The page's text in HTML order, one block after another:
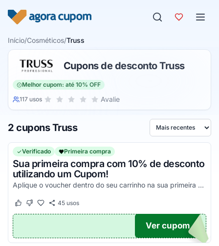
Início/Cosméticos/Truss
Cupons de desconto Truss
Melhor cupom: até 10% OFF
117 usosSua nota para Truss, de 1 a 5 estrelas
5 estrelas
4 estrelas
3 estrelas
2 estrelas
1 estrela Avalie
2 cupons Truss Ordenar por
Verificado Primeira compra
Sua primeira compra com 10% de desconto
utilizando um Cupom!
Aplique o voucher dentro do seu carrinho na sua primeira compra e garanta seus descontos agora mesmo!
Este cupom funcionou
Este cupom não funcionou
45usos
10
Ver cupom